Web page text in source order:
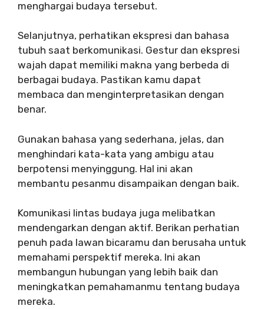
menghargai budaya tersebut.
Selanjutnya, perhatikan ekspresi dan bahasa
tubuh saat berkomunikasi. Gestur dan ekspresi
wajah dapat memiliki makna yang berbeda di
berbagai budaya. Pastikan kamu dapat
membaca dan menginterpretasikan dengan
benar.
Gunakan bahasa yang sederhana, jelas, dan
menghindari kata-kata yang ambigu atau
berpotensi menyinggung. Hal ini akan
membantu pesanmu disampaikan dengan baik.
Komunikasi lintas budaya juga melibatkan
mendengarkan dengan aktif. Berikan perhatian
penuh pada lawan bicaramu dan berusaha untuk
memahami perspektif mereka. Ini akan
membangun hubungan yang lebih baik dan
meningkatkan pemahamanmu tentang budaya
mereka.